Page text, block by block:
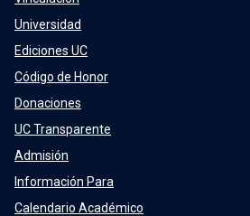
Universidad
Ediciones UC
Código de Honor
Donaciones
UC Transparente
Admisión
Información Para
Calendario Académico